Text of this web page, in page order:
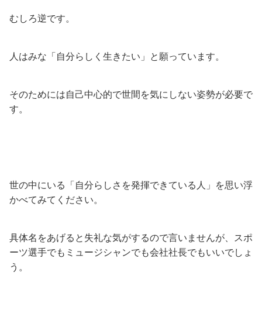
むしろ逆です。
人はみな「自分らしく生きたい」と願っています。
そのためには自己中心的で世間を気にしない姿勢が必要で
す。
世の中にいる「自分らしさを発揮できている人」を思い浮
かべてみてください。
具体名をあげると失礼な気がするので言いませんが、スポ
ーツ選手でもミュージシャンでも会社社長でもいいでしょ
う。